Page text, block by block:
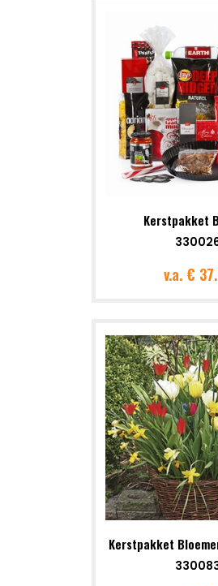
Kerstpakket
v.a.€
Kerstpakket